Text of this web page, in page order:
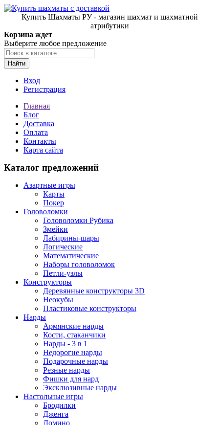
Купить Шахматы РУ - магазин шахмат и шахматной
атрибутики
Корзина ждет
Выберите любое предложение
Найти
Вход
Регистрация
Главная
Блог
Доставка
Оплата
Контакты
Карта сайта
Каталог предложений
Азартные игры
Карты
Покер
Головоломки
Головоломки Рубика
Змейки
Лабирины-шары
Логические
Математические
Наборы головоломок
Петли-узлы
Конструкторы
Деревянные конструкторы 3D
Неокубы
Пластиковые конструкторы
Нарды
Армянские нарды
Кости, стаканчики
Нарды - 3 в 1
Недорогие нарды
Подарочные нарды
Резные нарды
Фишки для нард
Эксклюзивные нарды
Настольные игры
Бродилки
Дженга
Домино